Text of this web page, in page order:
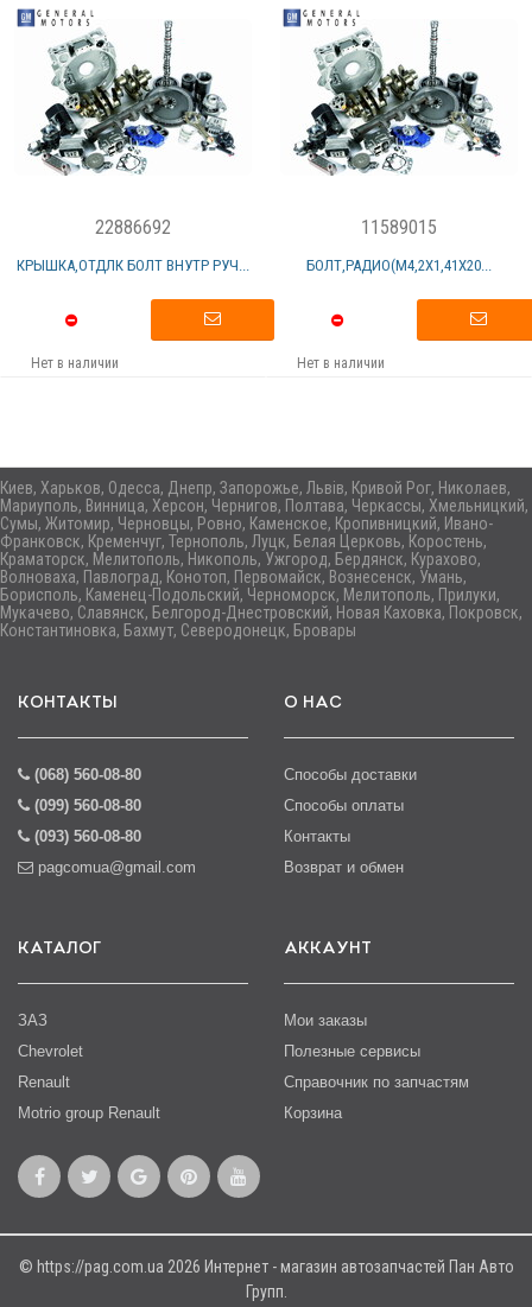
22886692
КРЫШКА,ОТДЛК БОЛТ ВНУТР РУЧ...
Нет в наличии
11589015
БОЛТ,РАДИО(M4,2X1,41X20...
Нет в наличии
Киев, Харьков, Одесса, Днепр, Запорожье, Львів, Кривой Рог, Николаев,
Мариуполь, Винница, Херсон, Чернигов, Полтава, Черкассы, Хмельницкий,
Сумы, Житомир, Черновцы, Ровно, Каменское, Кропивницкий, Ивано-
Франковск, Кременчуг, Тернополь, Луцк, Белая Церковь, Коростень,
Краматорск, Мелитополь, Никополь, Ужгород, Бердянск, Курахово,
Волноваха, Павлоград, Конотоп, Первомайск, Вознесенск, Умань,
Борисполь, Каменец-Подольский, Черноморск, Мелитополь, Прилуки,
Мукачево, Славянск, Белгород-Днестровский, Новая Каховка, Покровск,
Константиновка, Бахмут, Северодонецк, Бровары
КОНТАКТЫ
(068) 560-08-80
(099) 560-08-80
(093) 560-08-80
pagcomua@gmail.com
О НАС
Способы доставки
Способы оплаты
Контакты
Возврат и обмен
КАТАЛОГ
ЗАЗ
Chevrolet
Renault
Motrio group Renault
АККАУНТ
Мои заказы
Полезные сервисы
Справочник по запчастям
Корзина
© https://pag.com.ua 2026 Интернет - магазин автозапчастей Пан Авто
Групп.